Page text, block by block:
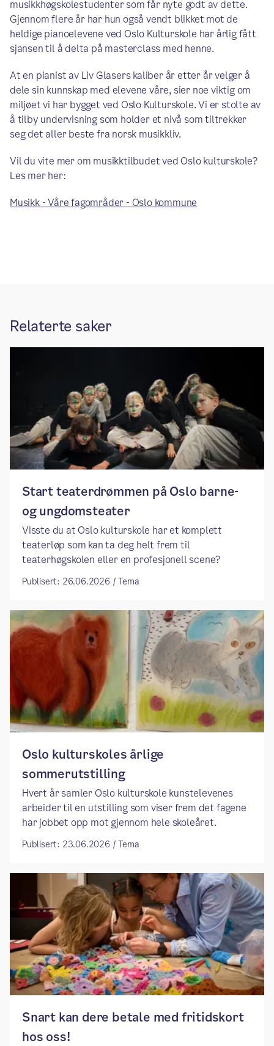
musikkhøgskolestudenter som får nyte godt av dette.
Gjennom flere år har hun også vendt blikket mot de
heldige pianoelevene ved Oslo Kulturskole har årlig fått
sjansen til å delta på masterclass med henne.
At en pianist av Liv Glasers kaliber år etter år velger å
dele sin kunnskap med elevene våre, sier noe viktig om
miljøet vi har bygget ved Oslo Kulturskole. Vi er stolte av
å tilby undervisning som holder et nivå som tiltrekker
seg det aller beste fra norsk musikkliv.
Vil du vite mer om musikktilbudet ved Oslo kulturskole?
Les mer her:
Musikk - Våre fagområder - Oslo kommune
Relaterte saker
Start teaterdrømmen på Oslo barne-
og ungdomsteater
Visste du at Oslo kulturskole har et komplett
teaterløp som kan ta deg helt frem til
teaterhøgskolen eller en profesjonell scene?
Publisert: 26.06.2026 / Tema
Oslo kulturskoles årlige
sommerutstilling
Hvert år samler Oslo kulturskole kunstelevenes
arbeider til en utstilling som viser frem det fagene
har jobbet opp mot gjennom hele skoleåret.
Publisert: 23.06.2026 / Tema
Snart kan dere betale med fritidskort
hos oss!